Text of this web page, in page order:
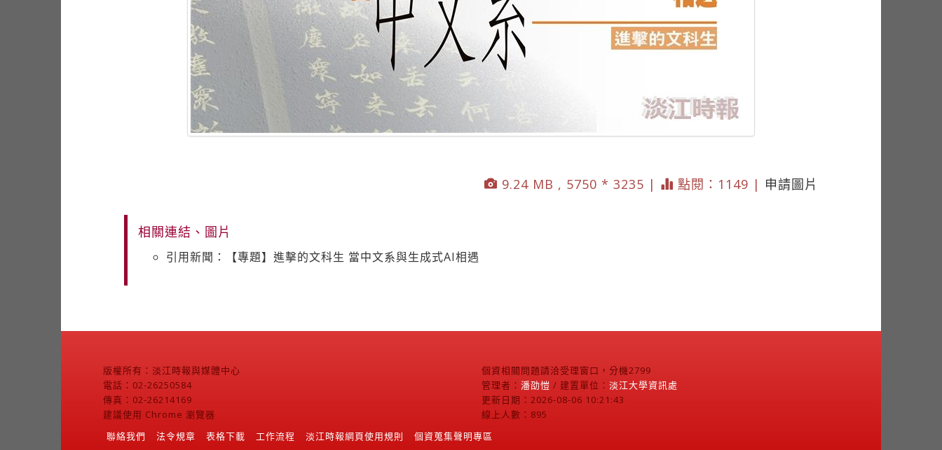
9.24 MB , 5750 * 3235 | 點閱：1149 | 申請圖片
相關連結、圖片
引用新聞：【專題】進擊的文科生 當中文系與生成式AI相遇
版權所有：淡江時報與媒體中心
電話：02-26250584
傳真：02-26214169
建議使用 Chrome 瀏覽器
個資相關問題請洽受理窗口，分機2799
管理者： 潘劭愷 / 建置單位： 淡江大學資訊處
更新日期：2026-08-06 10:21:43
線上人數：895
聯絡我們
法令規章 表格下載 工作流程 淡江時報網頁使用規則 個資蒐集聲明專區